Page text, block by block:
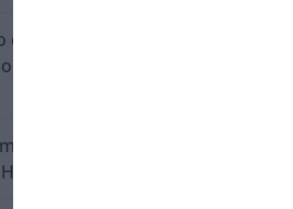
Našla sa 11 rokov
Slovana a trénerom
Selič zničil Švajčiarov a
Gretzky Cupu